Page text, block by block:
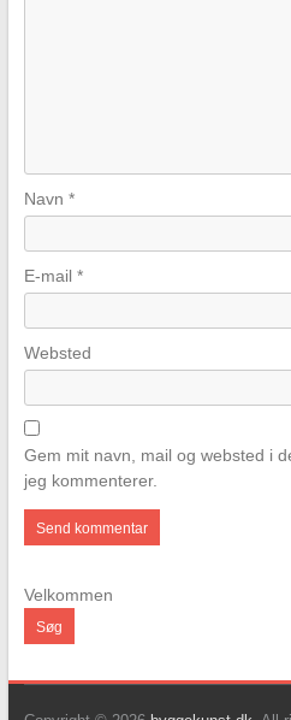
Navn *
E-mail *
Websted
Gem mit navn, mail og websted i
jeg kommenterer.
Velkommen
Søg